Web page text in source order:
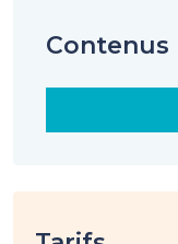
Contenus